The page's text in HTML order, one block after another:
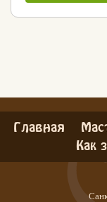
Главная
Как